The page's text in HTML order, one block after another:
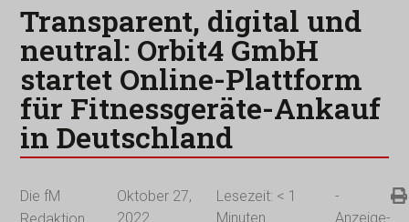
Transparent, digital und
neutral: Orbit4 GmbH
startet Online-Plattform
für Fitnessgeräte-Ankauf
in Deutschland
Die fM
Oktober 27,
2022
Lesezeit: < 1
Minuten
-
Anzeige-